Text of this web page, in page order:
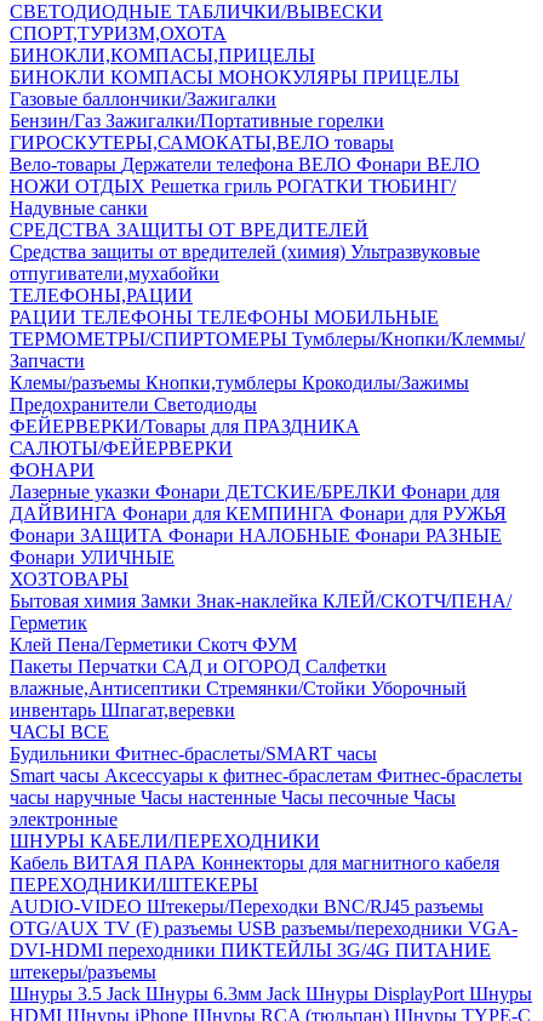
СВЕТОДИОДНЫЕ ТАБЛИЧКИ/ВЫВЕСКИ
СПОРТ,ТУРИЗМ,ОХОТА
БИНОКЛИ,КОМПАСЫ,ПРИЦЕЛЫ
БИНОКЛИ КОМПАСЫ МОНОКУЛЯРЫ ПРИЦЕЛЫ
Газовые баллончики/Зажигалки
Бензин/Газ Зажигалки/Портативные горелки
ГИРОСКУТЕРЫ,САМОКАТЫ,ВЕЛО товары
Вело-товары Держатели телефона ВЕЛО Фонари ВЕЛО
НОЖИ ОТДЫХ Решетка гриль РОГАТКИ ТЮБИНГ/
Надувные санки
СРЕДСТВА ЗАЩИТЫ ОТ ВРЕДИТЕЛЕЙ
Средства защиты от вредителей (химия) Ультразвуковые
отпугиватели,мухабойки
ТЕЛЕФОНЫ,РАЦИИ
РАЦИИ ТЕЛЕФОНЫ ТЕЛЕФОНЫ МОБИЛЬНЫЕ
ТЕРМОМЕТРЫ/СПИРТОМЕРЫ Тумблеры/Кнопки/Клеммы/
Запчасти
Клемы/разъемы Кнопки,тумблеры Крокодилы/Зажимы
Предохранители Светодиоды
ФЕЙЕРВЕРКИ/Товары для ПРАЗДНИКА
САЛЮТЫ/ФЕЙЕРВЕРКИ
ФОНАРИ
Лазерные указки Фонари ДЕТСКИЕ/БРЕЛКИ Фонари для
ДАЙВИНГА Фонари для КЕМПИНГА Фонари для РУЖЬЯ
Фонари ЗАЩИТА Фонари НАЛОБНЫЕ Фонари РАЗНЫЕ
Фонари УЛИЧНЫЕ
ХОЗТОВАРЫ
Бытовая химия Замки Знак-наклейка КЛЕЙ/СКОТЧ/ПЕНА/
Герметик
Клей Пена/Герметики Скотч ФУМ
Пакеты Перчатки САД и ОГОРОД Салфетки
влажные,Антисептики Стремянки/Стойки Уборочный
инвентарь Шпагат,веревки
ЧАСЫ ВСЕ
Будильники Фитнес-браслеты/SMART часы
Smart часы Аксессуары к фитнес-браслетам Фитнес-браслеты
часы наручные Часы настенные Часы песочные Часы
электронные
ШНУРЫ КАБЕЛИ/ПЕРЕХОДНИКИ
Кабель ВИТАЯ ПАРА Коннекторы для магнитного кабеля
ПЕРЕХОДНИКИ/ШТЕКЕРЫ
AUDIO-VIDEO Штекеры/Переходки BNC/RJ45 разъемы
OTG/AUX TV (F) разъемы USB разъемы/переходники VGA-
DVI-HDMI переходники ПИКТЕЙЛЫ 3G/4G ПИТАНИЕ
штекеры/разъемы
Шнуры 3.5 Jack Шнуры 6.3мм Jack Шнуры DisplayPort Шнуры
HDMI Шнуры iPhone Шнуры RCA (тюльпан) Шнуры TYPE-C